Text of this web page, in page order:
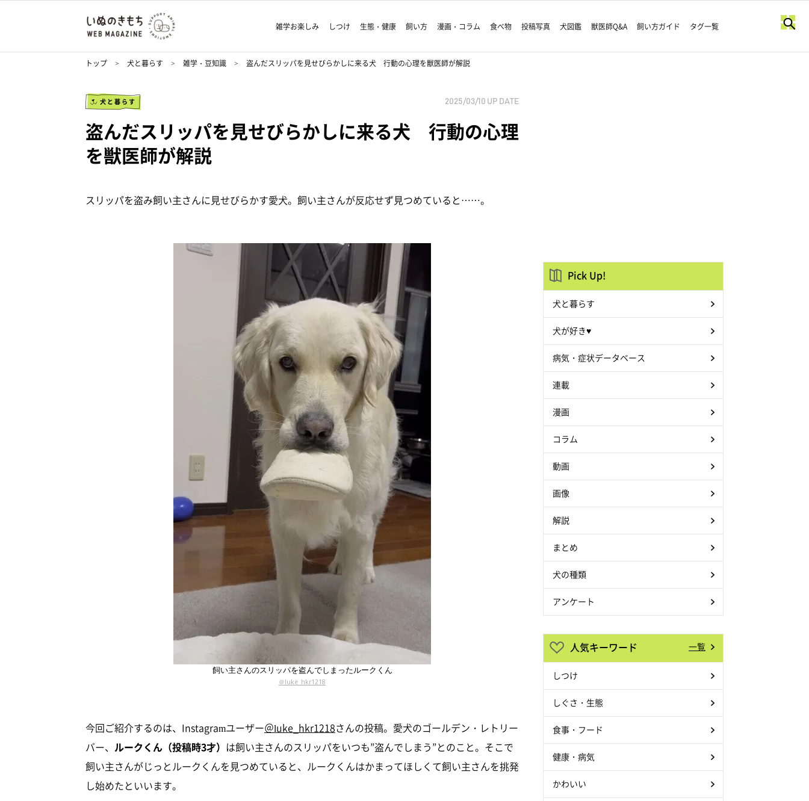
雑学お楽しみ しつけ 生態・健康 飼い方 漫画・コラム 食べ物 投稿写真 犬図鑑 獣医師Q&A 飼い方ガイド タグ一覧
トップ 犬と暮らす 雑学・豆知識 盗んだスリッパを見せびらかしに来る犬 行動の心理を獣医師が解説
犬と暮らす 2025/03/10 UP DATE
盗んだスリッパを見せびらかしに来る犬 行動の心理
を獣医師が解説
スリッパを盗み飼い主さんに見せびらかす愛犬。飼い主さんが反応せず見つめていると……。
飼い主さんのスリッパを盗んでしまったルークくん
＠luke_hkr1218
今回ご紹介するのは、Instagramユーザー＠luke_hkr1218さんの投稿。愛犬のゴールデン・レトリー
バー、 ルークくん（投稿時3才） は飼い主さんのスリッパをいつも”盗んでしまう”とのこと。そこで
飼い主さんがじっとルークくんを見つめていると、ルークくんはかまってほしくて飼い主さんを挑発
し始めたといいます。
Pick Up!
犬と暮らす
犬が好き♥
病気・症状データベース
連載
漫画
コラム
動画
画像
解説
まとめ
犬の種類
アンケート
人気キーワード 一覧
しつけ
しぐさ・生態
食事・フード
健康・病気
かわいい